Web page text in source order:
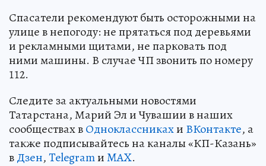
Спасатели рекомендуют быть осторожными на
улице в непогоду: не прятаться под деревьями
и рекламными щитами, не парковать под
ними машины. В случае ЧП звонить по номеру
112.
Следите за актуальными новостями
Татарстана, Марий Эл и Чувашии в наших
сообществах вОдноклассникахи ВКонтакте, а
также подписывайтесь на каналы «КП-Казань»
вДзен,TelegramиMAX.